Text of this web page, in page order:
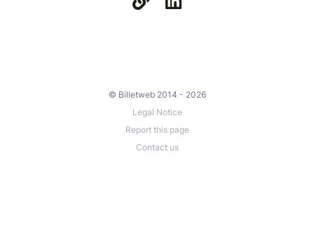
© Billetweb 2014 - 2026
Legal Notice
Report this page
Contact us